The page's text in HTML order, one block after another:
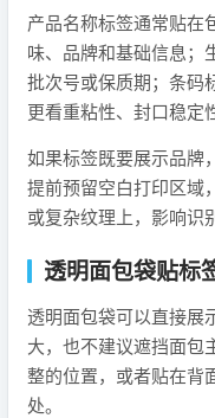
产品名称标签通常贴在
味、品牌和基础信息；
批次号或保质期；条码
更看重粘性、封口稳定
如果标签既要展示品牌
提前预留空白打印区域
或复杂纹理上，影响识
透明面包袋贴标
透明面包袋可以直接展
大，也不建议遮挡面包
整的位置，或者贴在背
处。